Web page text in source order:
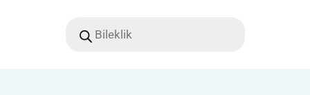
search